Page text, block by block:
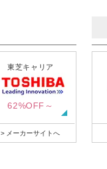
東芝キャリア
62%OFF～
> メーカーサイトへ